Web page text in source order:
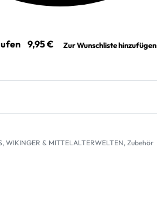
Zur Wunschliste hinzufügen
, WIKINGER & MITTELALTERWELTEN, Zubehör